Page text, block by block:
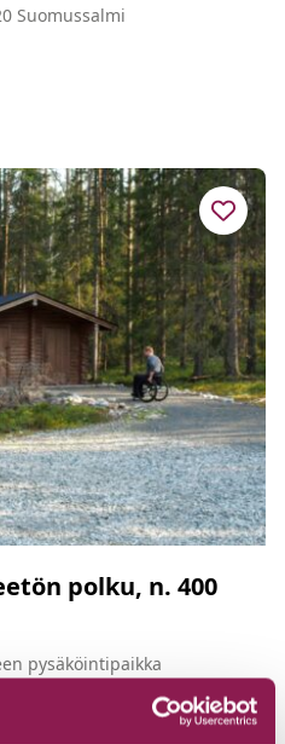
Suomussalmi
polku, n. 400
pysäköintipaikka